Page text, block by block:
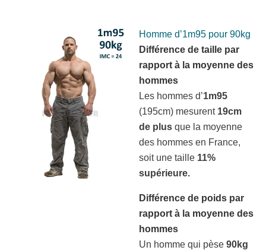
Homme d’1m95 pour 90kg
Différence de taille par
rapport à la moyenne des
hommes
Les hommes d’1m95
(195cm) mesurent 19cm
de plus que la moyenne
des hommes en France,
soit une taille 11%
supérieure.
Différence de poids par
rapport à la moyenne des
hommes
Un homme qui pèse 90kg